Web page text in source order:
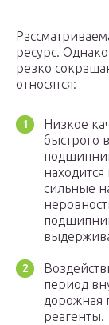
ресурс.
резко
относятся:
Низкое
быстрого
сильные
период
дорожная
реагенты.